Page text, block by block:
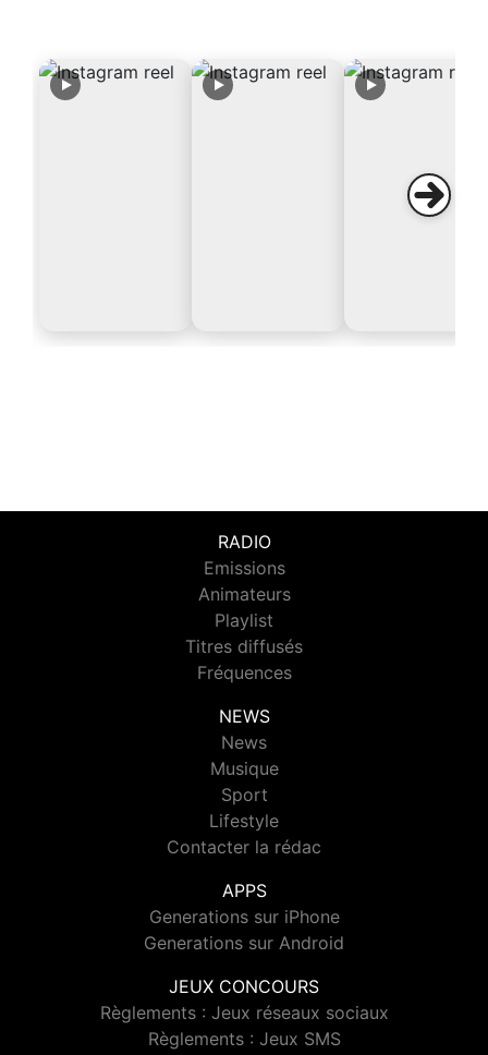
RADIO
Emissions
Animateurs
Playlist
Titres diffusés
Fréquences
NEWS
News
Musique
Sport
Lifestyle
Contacter la rédac
APPS
Generations sur iPhone
Generations sur Android
JEUX CONCOURS
Règlements : Jeux réseaux sociaux
Règlements : Jeux SMS